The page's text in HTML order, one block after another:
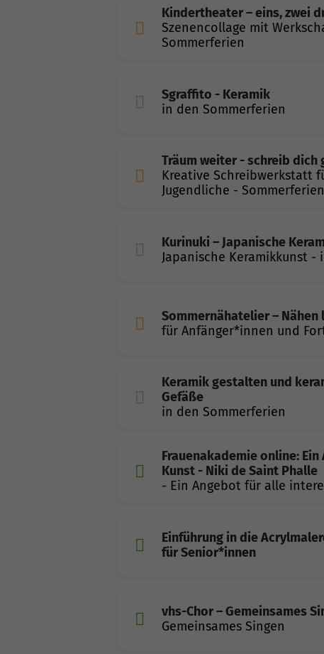
Kindertheater – eins, zwei
Szenencollage mit
Sommerferien
Sgraffito - Keramik
in den Sommerferien
Träum weiter - schreib dich
Kreative Schreibwerkstatt
Jugendliche - Sommerferien
Kurinuki – Japanische
Japanische Keramikkunst
Sommernähatelier –
für Anfänger*innen und
Keramik gestalten und
Gefäße
in den Sommerferien
Frauenakademie online:
Kunst - Niki de Saint Phalle
- Ein Angebot für alle
Einführung in die
für Senior*innen
vhs-Chor – Gemeinsames
Gemeinsames Singen